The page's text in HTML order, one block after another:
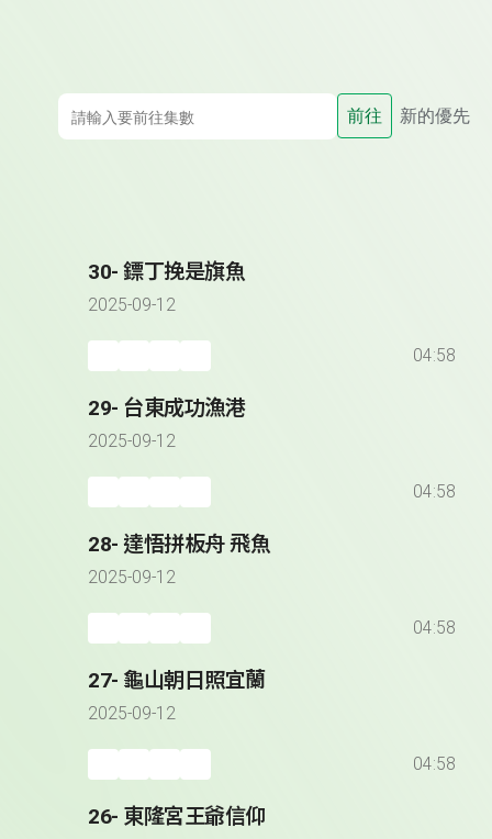
前往 新的優先
30- 鏢丁挽是旗魚
2025-09-12
04:58
29- 台東成功漁港
2025-09-12
04:58
28- 達悟拼板舟 飛魚
2025-09-12
04:58
27- 龜山朝日照宜蘭
2025-09-12
04:58
26- 東隆宮王爺信仰